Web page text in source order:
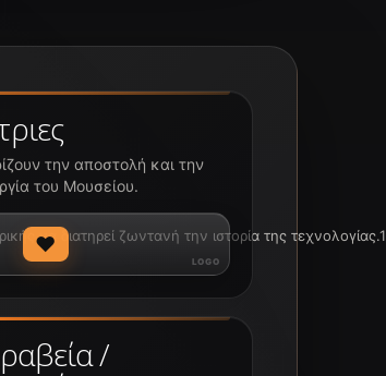
να διατηρεί ζωντανή την ιστορία της τεχνολογίας.1
την αποστολή και την
του Μουσείου.
♥
/